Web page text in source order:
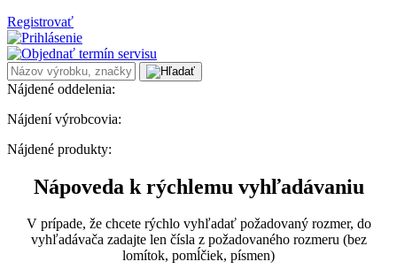
Registrovať
Nájdené oddelenia:
Nájdení výrobcovia:
Nájdené produkty:
Nápoveda k rýchlemu vyhľadávaniu
V prípade, že chcete rýchlo vyhľadať požadovaný rozmer, do
vyhľadávača zadajte len čísla z požadovaného rozmeru (bez
lomítok, pomĺčiek, písmen)